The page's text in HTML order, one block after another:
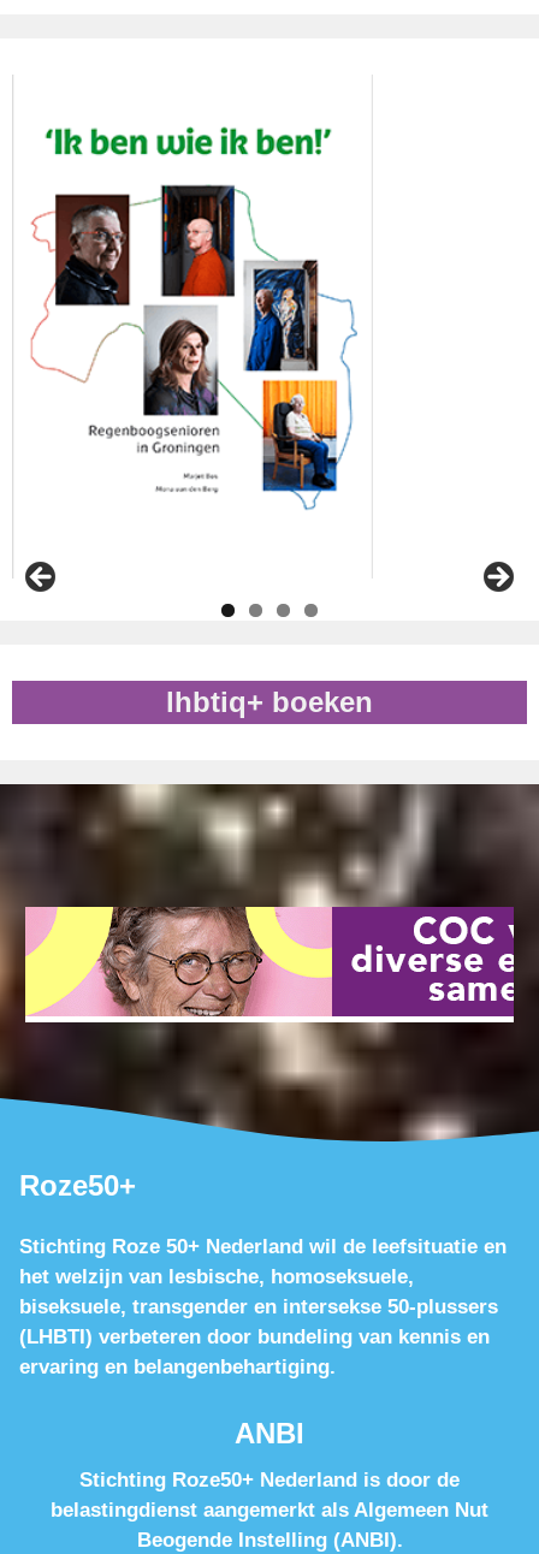
lhbtiq+ boeken
Roze50+
Stichting Roze 50+ Nederland wil de leefsituatie en
het welzijn van lesbische, homoseksuele,
biseksuele, transgender en intersekse 50-plussers
(LHBTI) verbeteren door bundeling van kennis en
ervaring en belangenbehartiging.
ANBI
Stichting Roze50+ Nederland is door de
belastingdienst aangemerkt als Algemeen Nut
Beogende Instelling (ANBI).